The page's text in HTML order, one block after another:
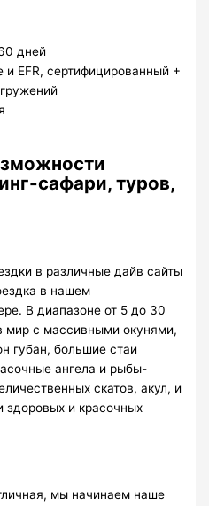
дней
и EFR, сертифицированный +
сафари, туров,
в различные дайв сайты
в нашем
В диапазоне от 5 до 30
мир с массивными окунями,
губан, большие стаи
ангела и рыбы-
скатов, акул, и
здоровых и красочных
мы начинаем наше